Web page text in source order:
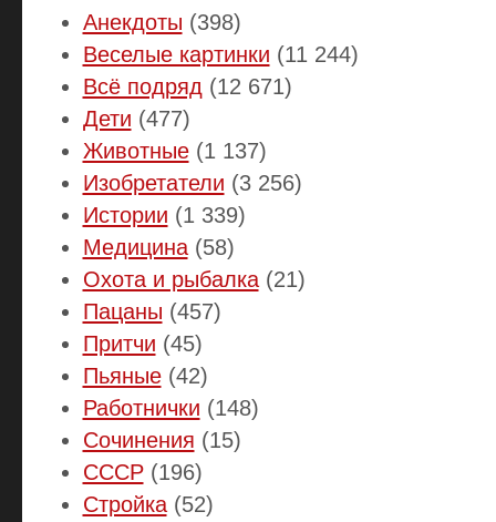
Анекдоты (398)
Веселые картинки (11 244)
Всё подряд (12 671)
Дети (477)
Животные(1 137)
Изобретатели (3 256)
Истории (1 339)
Медицина(58)
Охота и рыбалка(21)
Пацаны (457)
Притчи (45)
Пьяные(42)
Работнички (148)
Сочинения (15)
СССР(196)
Стройка(52)